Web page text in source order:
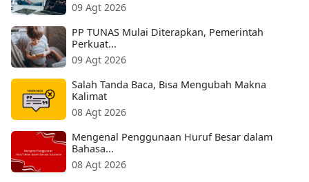
09 Agt 2026
PP TUNAS Mulai Diterapkan, Pemerintah
Perkuat...
09 Agt 2026
Salah Tanda Baca, Bisa Mengubah Makna
Kalimat
08 Agt 2026
Mengenal Penggunaan Huruf Besar dalam
Bahasa...
08 Agt 2026